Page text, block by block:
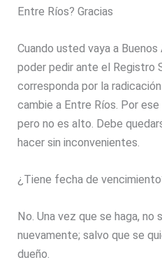
Entre Ríos? Gracias
Cuando usted vaya a
poder pedir ante el Registro
corresponda por la
cambie a Entre Ríos. Por
pero no es alto. Debe
hacer sin inconvenientes.
¿Tiene fecha de
No. Una vez que se haga, no
nuevamente; salvo que se
dueño.